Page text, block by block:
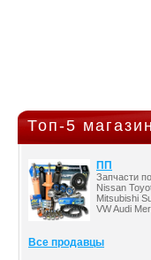
Топ-5
ПП
Запчасти
Nissan
Mitsubishi
VW Audi
Все продавцы